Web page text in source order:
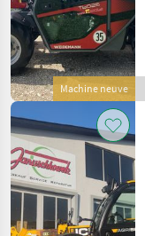
Machine neuve